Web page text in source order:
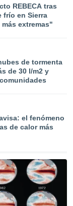
REBECA tras
frío en Sierra
extremas"
de tormenta
de 30 l/m2 y
el fenómeno
de calor más